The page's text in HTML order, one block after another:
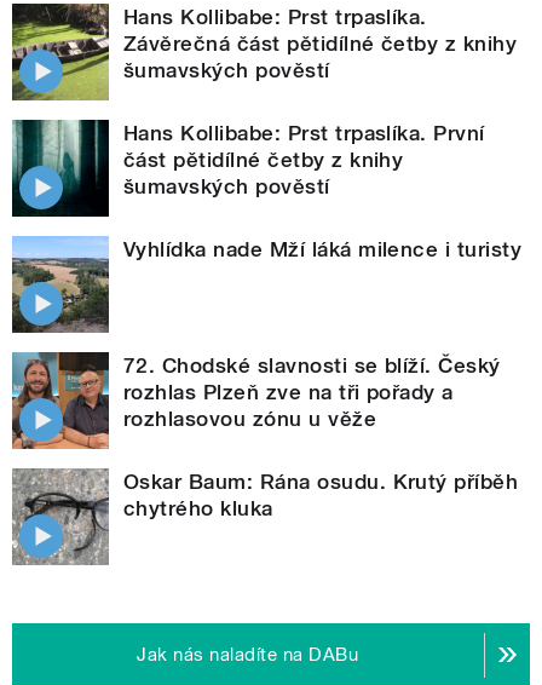
Hans Kollibabe: Prst trpaslíka.
Závěrečná část pětidílné četby z knihy
šumavských pověstí
Hans Kollibabe: Prst trpaslíka. První
část pětidílné četby z knihy
šumavských pověstí
Vyhlídka nade Mží láká milence i turisty
72. Chodské slavnosti se blíží. Český
rozhlas Plzeň zve na tři pořady a
rozhlasovou zónu u věže
Oskar Baum: Rána osudu. Krutý příběh
chytrého kluka
Jak nás naladíte na DABu